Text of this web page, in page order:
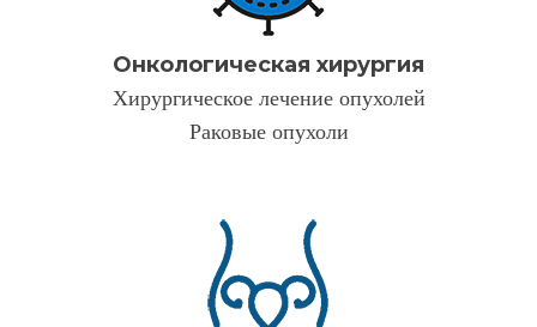
Онкологическая хирургия
Хирургическое лечение опухолей
Раковые опухоли